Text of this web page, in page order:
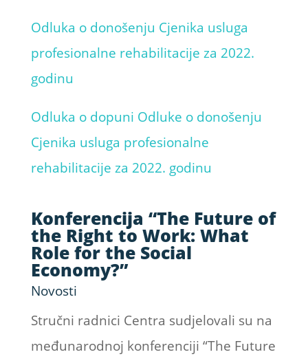
Odluka o donošenju Cjenika usluga
profesionalne rehabilitacije za 2022.
godinu
Odluka o dopuni Odluke o donošenju
Cjenika usluga profesionalne
rehabilitacije za 2022. godinu
Konferencija “The Future of
the Right to Work: What
Role for the Social
Economy?”
Novosti
Stručni radnici Centra sudjelovali su na
međunarodnoj konferenciji “The Future